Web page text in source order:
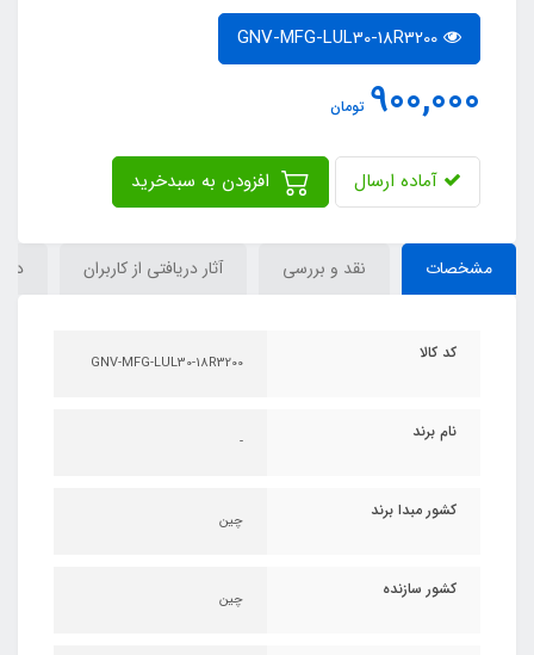
900,000 تومان
آماده ارسال
مشخصات نقد و بررسی آثار دریافتی از کاربران
کد کالا GNV-MFG-LUL30-18R3200
نام برند -
کشور مبدا برند چین
کشور سازنده چین